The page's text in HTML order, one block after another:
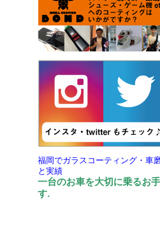
福岡でガラスコーティング・車
と実績
一台のお車を大切に乗るお
す.